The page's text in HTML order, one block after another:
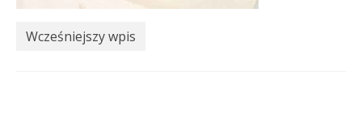
Wcześniejszy wpis